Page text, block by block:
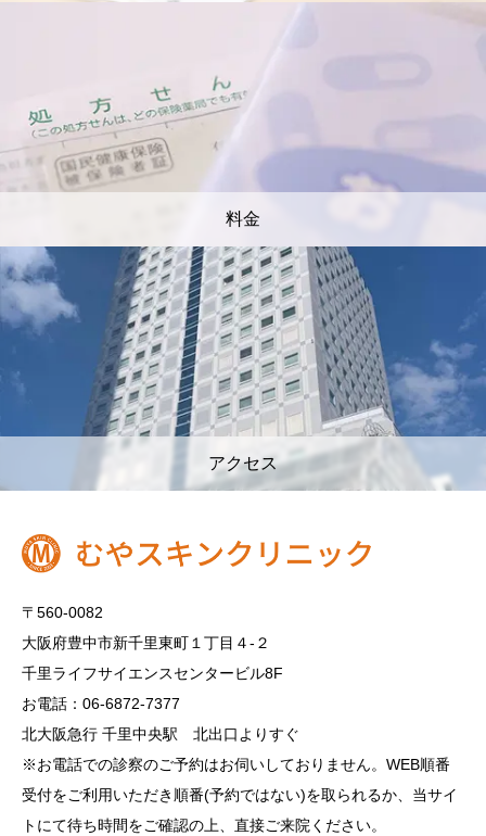
料金
アクセス
〒560-0082
大阪府豊中市新千里東町１丁目４‐２
千里ライフサイエンスセンタービル8F
お電話：06-6872-7377
北大阪急行 千里中央駅 北出口よりすぐ
※お電話での診察のご予約はお伺いしておりません。WEB順番
受付をご利用いただき順番(予約ではない)を取られるか、当サイ
トにて待ち時間をご確認の上、直接ご来院ください。